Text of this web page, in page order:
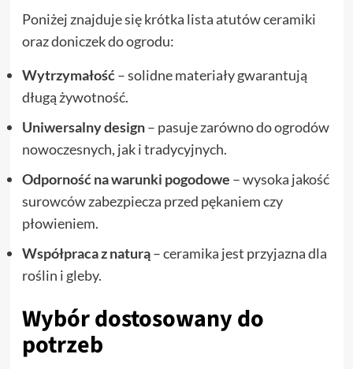
Poniżej znajduje się krótka lista atutów ceramiki
oraz doniczek do ogrodu:
Wytrzymałość– solidne materiały gwarantują
długą żywotność.
Uniwersalny design– pasuje zarówno do ogrodów
nowoczesnych, jak i tradycyjnych.
Odporność na warunki pogodowe – wysoka jakość
surowców zabezpiecza przed pękaniem czy
płowieniem.
Współpraca z naturą– ceramika jest przyjazna dla
roślin i gleby.
Wybór dostosowany do
potrzeb